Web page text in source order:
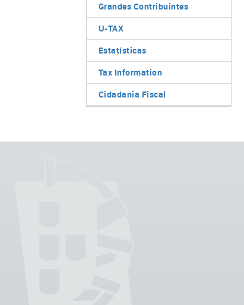
Grandes Contribuintes
U-TAX
Estatísticas
Tax Information
Cidadania Fiscal